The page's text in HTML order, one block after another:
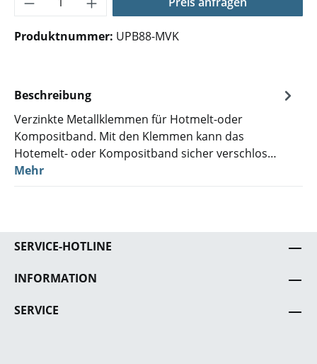
Produktnummer: UPB88-MVK
Beschreibung
Verzinkte Metallklemmen für Hotmelt-oder
Kompositband. Mit den Klemmen kann das
Hotemelt- oder Kompositband sicher verschlos…
Mehr
SERVICE-HOTLINE
INFORMATION
SERVICE